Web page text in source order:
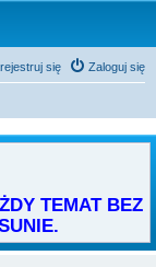
Zaloguj się
się
TEMAT BEZ